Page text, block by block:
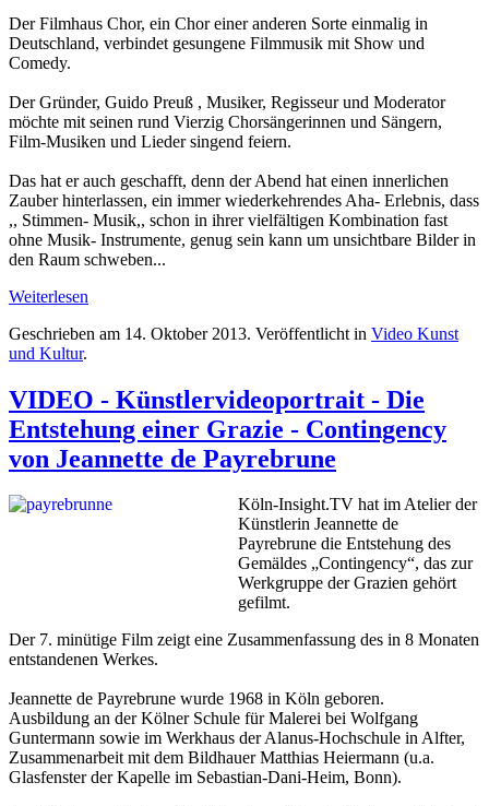
Der Filmhaus Chor, ein Chor einer anderen Sorte einmalig in
Deutschland, verbindet gesungene Filmmusik mit Show und
Comedy.
Der Gründer, Guido Preuß , Musiker, Regisseur und Moderator
möchte mit seinen rund Vierzig Chorsängerinnen und Sängern,
Film-Musiken und Lieder singend feiern.
Das hat er auch geschafft, denn der Abend hat einen innerlichen
Zauber hinterlassen, ein immer wiederkehrendes Aha- Erlebnis, dass
,, Stimmen- Musik,, schon in ihrer vielfältigen Kombination fast
ohne Musik- Instrumente, genug sein kann um unsichtbare Bilder in
den Raum schweben...
Weiterlesen
Geschrieben am 14. Oktober 2013. Veröffentlicht in Video Kunst
und Kultur.
VIDEO - Künstlervideoportrait - Die
Entstehung einer Grazie - Contingency
von Jeannette de Payrebrune
Köln-Insight.TV hat im Atelier der
Künstlerin Jeannette de
Payrebrune die Entstehung des
Gemäldes „Contingency“, das zur
Werkgruppe der Grazien gehört
gefilmt.
Der 7. minütige Film zeigt eine Zusammenfassung des in 8 Monaten
entstandenen Werkes.
Jeannette de Payrebrune wurde 1968 in Köln geboren.
Ausbildung an der Kölner Schule für Malerei bei Wolfgang
Guntermann sowie im Werkhaus der Alanus-Hochschule in Alfter,
Zusammenarbeit mit dem Bildhauer Matthias Heiermann (u.a.
Glasfenster der Kapelle im Sebastian-Dani-Heim, Bonn).